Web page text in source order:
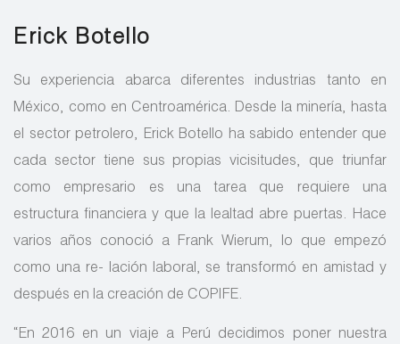
Erick Botello
Su experiencia abarca diferentes industrias tanto en
México, como en Centroamérica. Desde la minería, hasta
el sector petrolero, Erick Botello ha sabido entender que
cada sector tiene sus propias vicisitudes, que triunfar
como empresario es una tarea que requiere una
estructura financiera y que la lealtad abre puertas. Hace
varios años conoció a Frank Wierum, lo que empezó
como una re- lación laboral, se transformó en amistad y
después en la creación de COPIFE.
“En 2016 en un viaje a Perú decidimos poner nuestra